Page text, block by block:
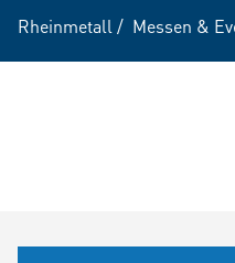
Rheinmetall / Messen &